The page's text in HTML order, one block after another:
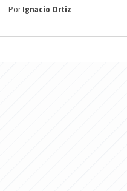
PorIgnacio Ortiz